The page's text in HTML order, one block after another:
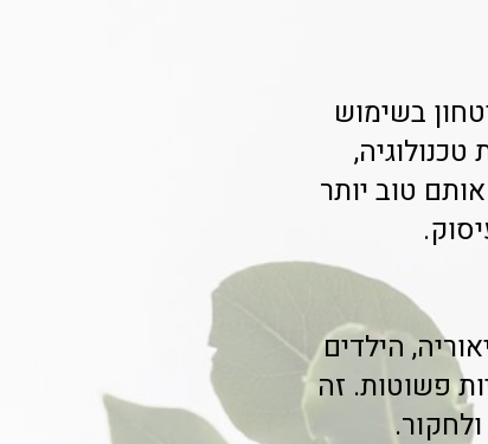
בשימוש
טוב יותר
הילדים
פשוטות. זה